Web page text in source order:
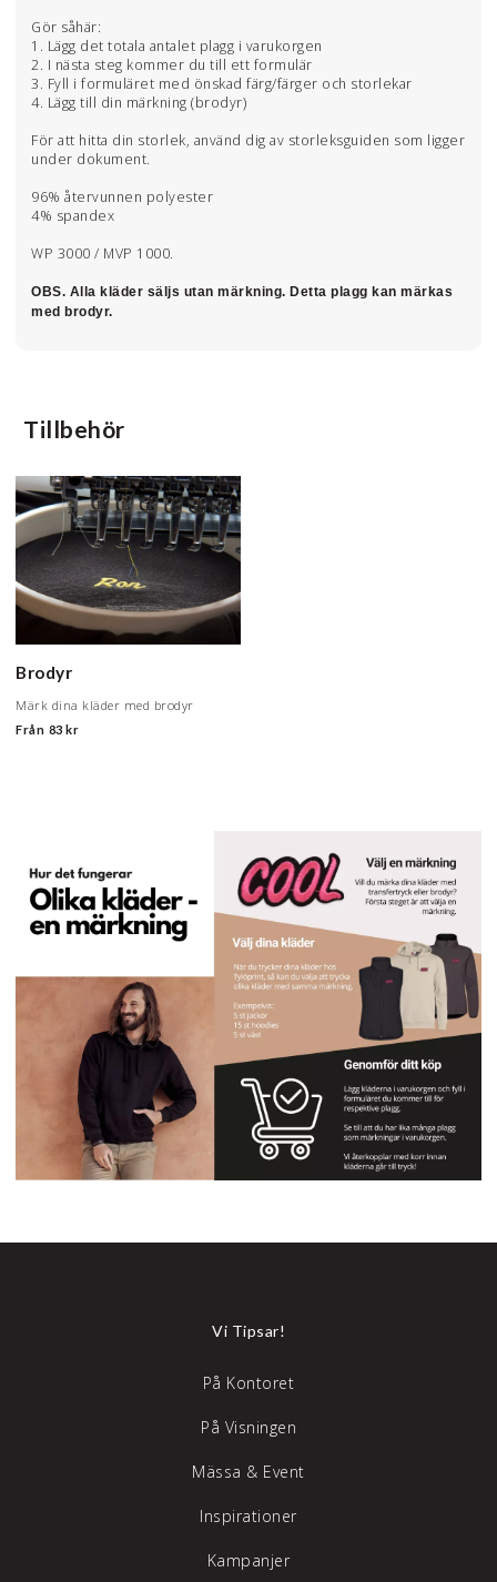
Gör såhär:
1. Lägg det totala antalet plagg i varukorgen
2. I nästa steg kommer du till ett formulär
3. Fyll i formuläret med önskad färg/färger och storlekar
4. Lägg till din märkning (brodyr)
För att hitta din storlek, använd dig av storleksguiden som ligger
under dokument.
96% återvunnen polyester
4% spandex
WP 3000 / MVP 1000.
OBS. Alla kläder säljs utan märkning. Detta plagg kan märkas
med brodyr.
Tillbehör
Brodyr
Märk dina kläder med brodyr
Från 83 kr
Vi Tipsar!
På Kontoret
På Visningen
Mässa & Event
Inspirationer
Kampanjer